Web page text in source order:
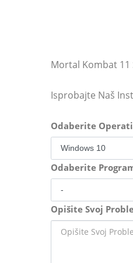
Mortal Kombat 11
Isprobajte Naš
Odaberite
Odaberite
Opišite Svoj